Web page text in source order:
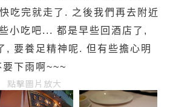
吃完就走了. 之後我們再去附近
小吃吧... 都是早些回酒店了,
, 要養足精神呢. 但有些擔心明
下雨啊~~~
點擊圖片放大